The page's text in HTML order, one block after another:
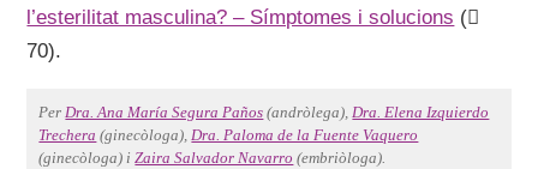
l’esterilitat masculina? – Símptomes i solucions (
70).
PerDra. Ana María Segura Paños (andròlega),Dra. Elena Izquierdo
Trechera (ginecòloga),Dra. Paloma de la Fuente Vaquero
(ginecòloga) iZaira Salvador Navarro (embriòloga).